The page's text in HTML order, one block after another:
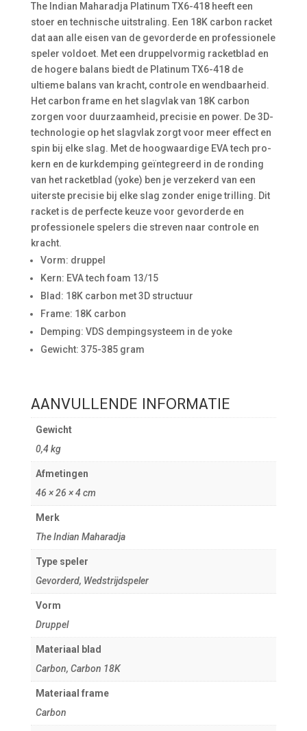
The Indian Maharadja Platinum TX6-418 heeft een
stoer en technische uitstraling. Een 18K carbon racket
dat aan alle eisen van de gevorderde en professionele
speler voldoet. Met een druppelvormig racketblad en
de hogere balans biedt de Platinum TX6-418 de
ultieme balans van kracht, controle en wendbaarheid.
Het carbon frame en het slagvlak van 18K carbon
zorgen voor duurzaamheid, precisie en power. De 3D-
technologie op het slagvlak zorgt voor meer effect en
spin bij elke slag. Met de hoogwaardige EVA tech pro-
kern en de kurkdemping geïntegreerd in de ronding
van het racketblad (yoke) ben je verzekerd van een
uiterste precisie bij elke slag zonder enige trilling. Dit
racket is de perfecte keuze voor gevorderde en
professionele spelers die streven naar controle en
kracht.
Vorm: druppel
Kern: EVA tech foam 13/15
Blad: 18K carbon met 3D structuur
Frame: 18K carbon
Demping: VDS dempingsysteem in de yoke
Gewicht: 375-385 gram
AANVULLENDE INFORMATIE
Gewicht
0,4 kg
Afmetingen
46 × 26 × 4 cm
Merk
The Indian Maharadja
Type speler
Gevorderd, Wedstrijdspeler
Vorm
Druppel
Materiaal blad
Carbon, Carbon 18K
Materiaal frame
Carbon